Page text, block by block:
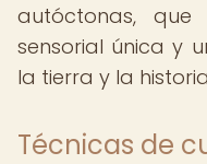
autóctonas, que
sensorial única y
la tierra y la
Técnicas de